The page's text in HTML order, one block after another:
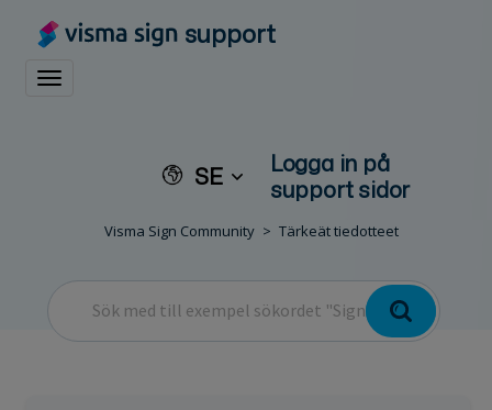
support
Toggle navigation
SE
Logga in på
support sidor
Visma Sign Community Tärkeät tiedotteet